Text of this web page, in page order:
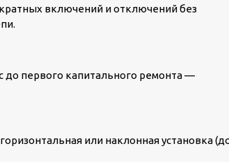
включений и отключений без
до первого капитального ремонта —
или наклонная установка